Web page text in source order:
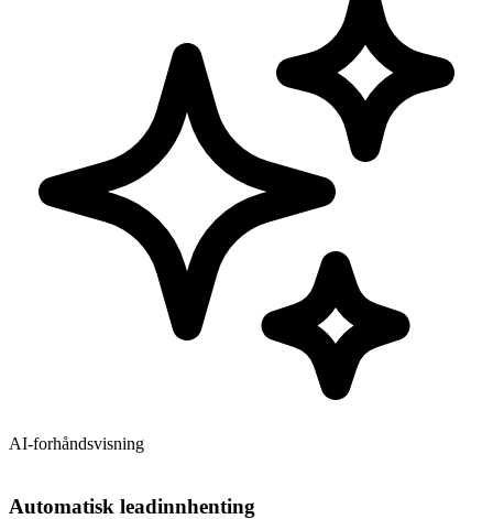
AI-forhåndsvisning
Automatisk leadinnhenting